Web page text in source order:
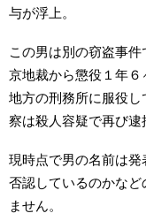
与が浮上。
この男は別の窃盗事
京地裁から懲役１年
地方の刑務所に服役
察は殺人容疑で再び逮
現時点で男の名前は
否認しているのかな
ません。